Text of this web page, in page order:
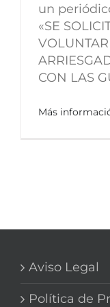
un
«SE
CON LAS
Más
Aviso Legal
Política de